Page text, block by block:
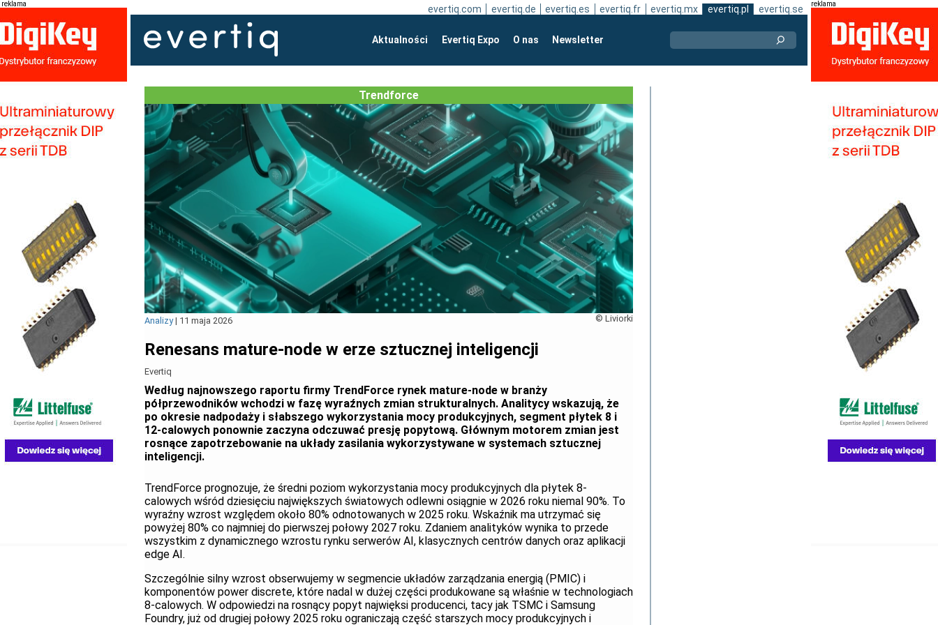
reklama evertiq.com evertiq.de evertiq.es evertiq.fr evertiq.mx evertiq.pl evertiq.se
Aktualności Evertiq Expo O nas Newsletter
© Liviorki
Analizy| 11 maja 2026
Renesans mature-node w erze sztucznej inteligencji
Evertiq
Według najnowszego raportu firmy TrendForce rynek mature-node w branży
półprzewodników wchodzi w fazę wyraźnych zmian strukturalnych. Analitycy wskazują, że
po okresie nadpodaży i słabszego wykorzystania mocy produkcyjnych, segment płytek 8 i
12-calowych ponownie zaczyna odczuwać presję popytową. Głównym motorem zmian jest
rosnące zapotrzebowanie na układy zasilania wykorzystywane w systemach sztucznej
inteligencji.
TrendForce prognozuje, że średni poziom wykorzystania mocy produkcyjnych dla płytek 8-
calowych wśród dziesięciu największych światowych odlewni osiągnie w 2026 roku niemal 90%. To
wyraźny wzrost względem około 80% odnotowanych w 2025 roku. Wskaźnik ma utrzymać się
powyżej 80% co najmniej do pierwszej połowy 2027 roku. Zdaniem analityków wynika to przede
wszystkim z dynamicznego wzrostu rynku serwerów AI, klasycznych centrów danych oraz aplikacji
edge AI.
Szczególnie silny wzrost obserwujemy w segmencie układów zarządzania energią (PMIC) i
komponentów power discrete, które nadal w dużej części produkowane są właśnie w technologiach
8-calowych. W odpowiedzi na rosnący popyt najwięksi producenci, tacy jak TSMC i Samsung
Foundry, już od drugiej połowy 2025 roku ograniczają część starszych mocy produkcyjnych i
reklama